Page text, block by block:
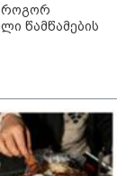
სრული
წევრი
როგორ
წამწამების